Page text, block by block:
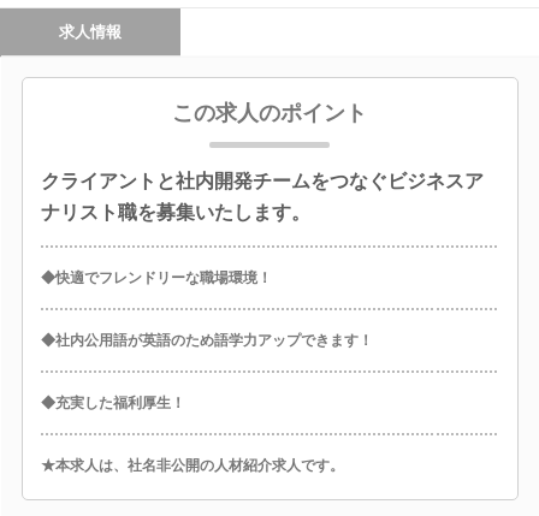
求人情報
この求人のポイント
クライアントと社内開発チームをつなぐビジネスア
ナリスト職を募集いたします。
◆快適でフレンドリーな職場環境！
◆社内公用語が英語のため語学力アップできます！
◆充実した福利厚生！
★本求人は、社名非公開の人材紹介求人です。